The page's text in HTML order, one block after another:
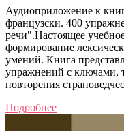
Аудиоприложение к
французски. 400
речи".Настоящее
формирование
умений. Книга
упражнений с ключами,
повторения
Подробнее